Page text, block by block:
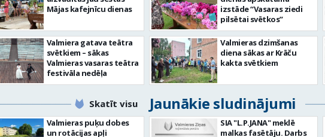
Mājas kafejnīcu dienas
Valmiera gatava teātra
svētkiem – sākas
Valmieras vasaras teātra
festivāla nedēļa
izstāde “Vasaras ziedi
pilsētai svētkos”
Valmieras dzimšanas
diena sākas ar Krāču
kakta svētkiem
Skatīt visu Jaunākie sludinājumi
Valmieras puķu dobes
un rotācijas apļi
SIA "L.P.JANA" meklē
malkas fasētāju. Darbs